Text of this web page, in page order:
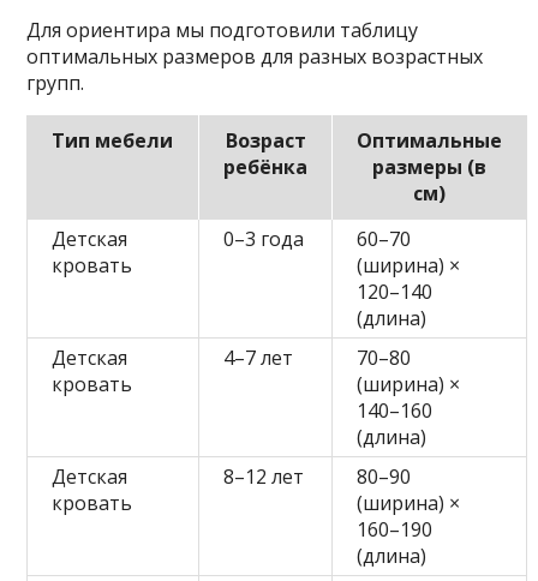
Для ориентира мы подготовили таблицу
оптимальных размеров для разных возрастных
групп.
Тип мебели
Возраст
ребёнка
Оптимальные
размеры (в
см)
Детская
кровать
0–3 года
60–70
(ширина) ×
120–140
(длина)
Детская
кровать
4–7 лет
70–80
(ширина) ×
140–160
(длина)
Детская
кровать
8–12 лет
80–90
(ширина) ×
160–190
(длина)